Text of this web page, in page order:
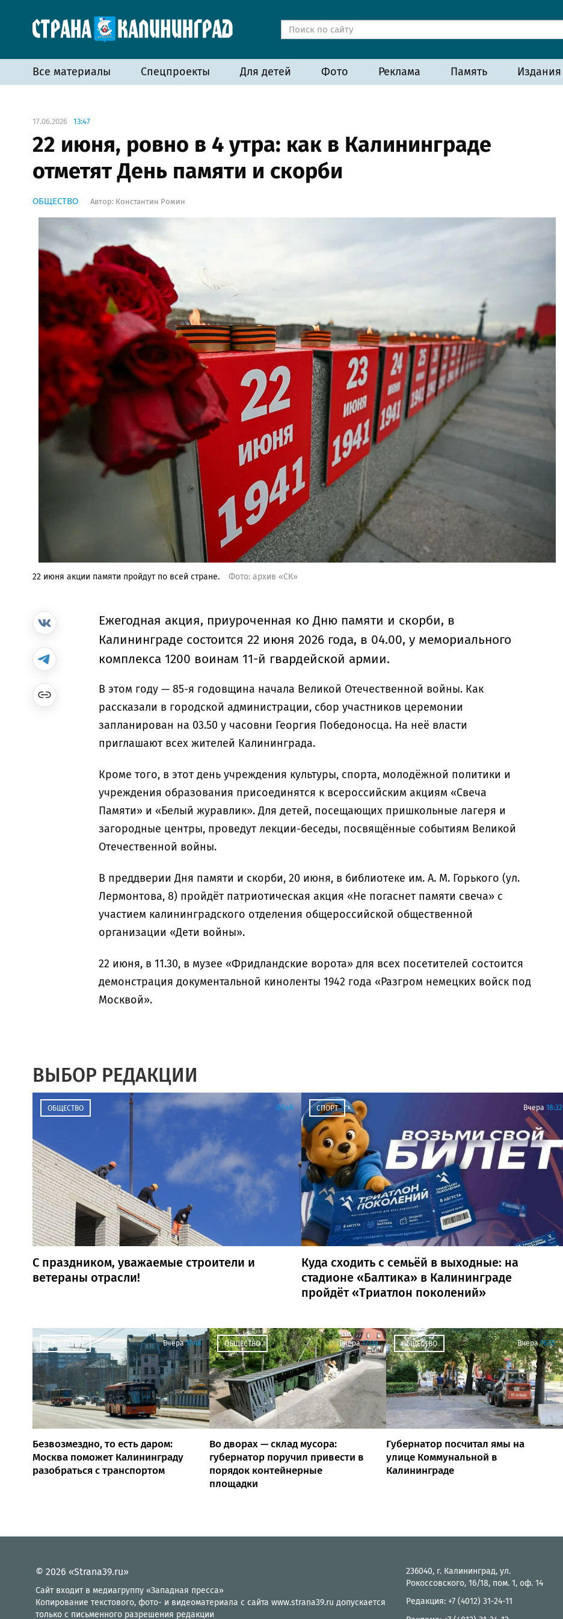
Все материалы Спецпроекты Для детей Фото Реклама Память Издания
17.06.2026 13:47
22 июня, ровно в 4 утра: как в Калининграде
отметят День памяти и скорби
ОБЩЕСТВО Автор: Константин Ромин
22 июня акции памяти пройдут по всей стране. Фото: архив «СК»
Ежегодная акция, приуроченная ко Дню памяти и скорби, в
Калининграде состоится 22 июня 2026 года, в 04.00, у мемориального
комплекса 1200 воинам 11-й гвардейской армии.
В этом году — 85-я годовщина начала Великой Отечественной войны. Как
рассказали в городской администрации, сбор участников церемонии
запланирован на 03.50 у часовни Георгия Победоносца. На неё власти
приглашают всех жителей Калининграда.
Кроме того, в этот день учреждения культуры, спорта, молодёжной политики и
учреждения образования присоединятся к всероссийским акциям «Свеча
Памяти» и «Белый журавлик». Для детей, посещающих пришкольные лагеря и
загородные центры, проведут лекции-беседы, посвящённые событиям Великой
Отечественной войны.
В преддверии Дня памяти и скорби, 20 июня, в библиотеке им. А. М. Горького (ул.
Лермонтова, 8) пройдёт патриотическая акция «Не погаснет памяти свеча» с
участием калининградского отделения общероссийской общественной
организации «Дети войны».
22 июня, в 11.30, в музее «Фридландские ворота» для всех посетителей состоится
демонстрация документальной киноленты 1942 года «Разгром немецких войск под
Москвой».
ВЫБОР РЕДАКЦИИ
ОБЩЕСТВО 07:48
С праздником, уважаемые строители и
ветераны отрасли!
СПОРТ Вчера 18:32
Куда сходить с семьёй в выходные: на
стадионе «Балтика» в Калининграде
пройдёт «Триатлон поколений»
ОБЩЕСТВО Вчера 17:48
Безвозмездно, то есть даром:
Москва поможет Калининграду
разобраться с транспортом
ОБЩЕСТВО Вчера 17:00
Во дворах — склад мусора:
губернатор поручил привести в
порядок контейнерные
площадки
ОБЩЕСТВО Вчера 16:15
Губернатор посчитал ямы на
улице Коммунальной в
Калининграде
© 2026 «Strana39.ru»
Сайт входит в медиагруппу «Западная пресса»
Копирование текстового, фото- и видеоматериала с сайта www.strana39.ru допускается
только с письменного разрешения редакции
236040, г. Калининград, ул.
Рокоссовского, 16/18, пом. 1, оф. 14
Редакция: +7 (4012) 31-24-11